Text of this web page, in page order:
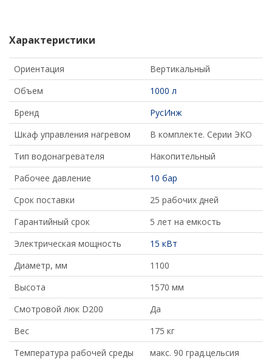
Характеристики
Ориентация
Вертикальный
Объем
1000 л
Бренд
РусИнж
Шкаф управления нагревом
В комплекте. Серии ЭКО
Тип водонагревателя
Накопительный
Рабочее давление
10 бар
Срок поставки
25 рабочих дней
Гарантийный срок
5 лет на емкость
Электрическая мощность
15 кВт
Диаметр, мм
1100
Высота
1570 мм
Смотровой люк D200
Да
Вес
175 кг
Температура рабочей среды
макс. 90 град.цельсия